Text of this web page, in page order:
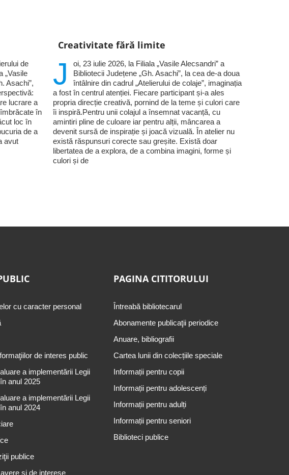
de
„Vasile
Asachi”,
lucrare a
în
loc în
de a
avut
Creativitate fără limite
J
oi, 23 iulie 2026, la Filiala „Vasile Alecsandri” a
Bibliotecii Județene „Gh. Asachi”, la cea de-a doua
întâlnire din cadrul „Atelierului de colaje”, imaginația
a fost în centrul atenției. Fiecare participant și-a ales
propria direcție creativă, pornind de la teme și culori care
îi inspiră.Pentru unii colajul a însemnat vacanță, cu
amintiri pline de culoare iar pentru alții, mâncarea a
devenit sursă de inspirație și joacă vizuală. În atelier nu
există răspunsuri corecte sau greșite. Există doar
libertatea de a explora, de a combina imagini, forme și
culori și de
cu caracter personal
de interes public
a implementării Legii
anul 2025
a implementării Legii
anul 2024
publice
și de interese
PAGINA CITITORULUI
Întreabă bibliotecarul
Abonamente publicaţii periodice
Anuare, bibliografii
Cartea lunii din colecțiile speciale
Informații pentru copii
Informații pentru adolescenți
Informații pentru adulți
Informații pentru seniori
Biblioteci publice